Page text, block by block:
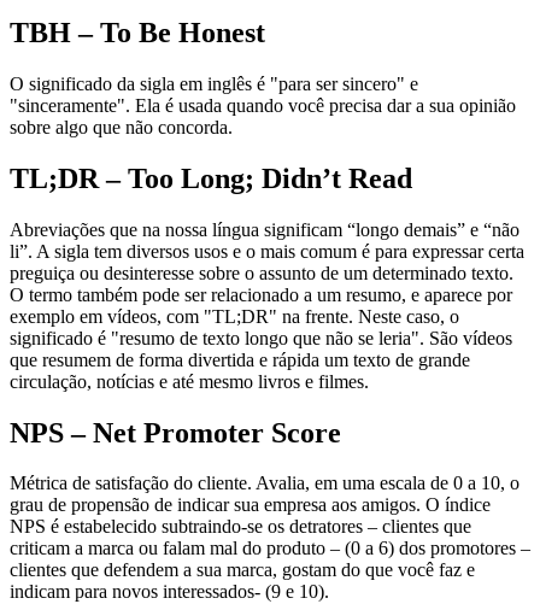
TBH – To Be Honest
O significado da sigla em inglês é "para ser sincero" e
"sinceramente". Ela é usada quando você precisa dar a sua opinião
sobre algo que não concorda.
TL;DR – Too Long; Didn’t Read
Abreviações que na nossa língua significam “longo demais” e “não
li”. A sigla tem diversos usos e o mais comum é para expressar certa
preguiça ou desinteresse sobre o assunto de um determinado texto.
O termo também pode ser relacionado a um resumo, e aparece por
exemplo em vídeos, com "TL;DR" na frente. Neste caso, o
significado é "resumo de texto longo que não se leria". São vídeos
que resumem de forma divertida e rápida um texto de grande
circulação, notícias e até mesmo livros e filmes.
NPS – Net Promoter Score
Métrica de satisfação do cliente. Avalia, em uma escala de 0 a 10, o
grau de propensão de indicar sua empresa aos amigos. O índice
NPS é estabelecido subtraindo-se os detratores – clientes que
criticam a marca ou falam mal do produto – (0 a 6) dos promotores –
clientes que defendem a sua marca, gostam do que você faz e
indicam para novos interessados- (9 e 10).